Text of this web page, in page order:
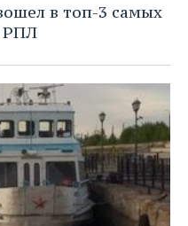
в топ-3 самых
РПЛ